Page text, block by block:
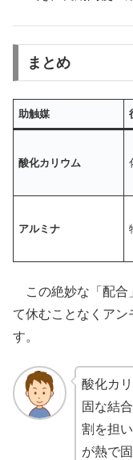
まとめ
助触媒
酸化カリウム
アルミナ
この絶妙な「配合
て休むことなくア
す。
酸化カ
固な結
割を担
が熱で